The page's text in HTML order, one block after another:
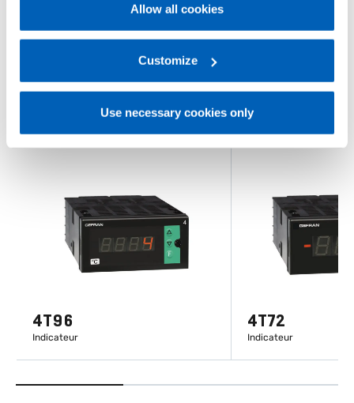
regarding processing of personal data, at the following
Gefran - Privacy Policy.
Allow all cookies
Customize
Use necessary cookies only
Vous pourriez être intéressé par
4T96
Indicateur
4T72
Indicateur